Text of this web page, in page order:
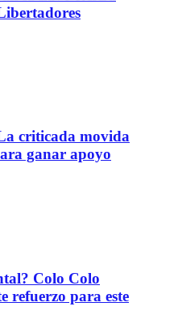
criticada movida
ganar apoyo
Colo Colo
refuerzo para este